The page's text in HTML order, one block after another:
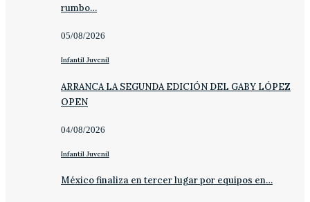
rumbo…
05/08/2026
Infantil Juvenil
ARRANCA LA SEGUNDA EDICIÓN DEL GABY LÓPEZ
OPEN
04/08/2026
Infantil Juvenil
México finaliza en tercer lugar por equipos en…